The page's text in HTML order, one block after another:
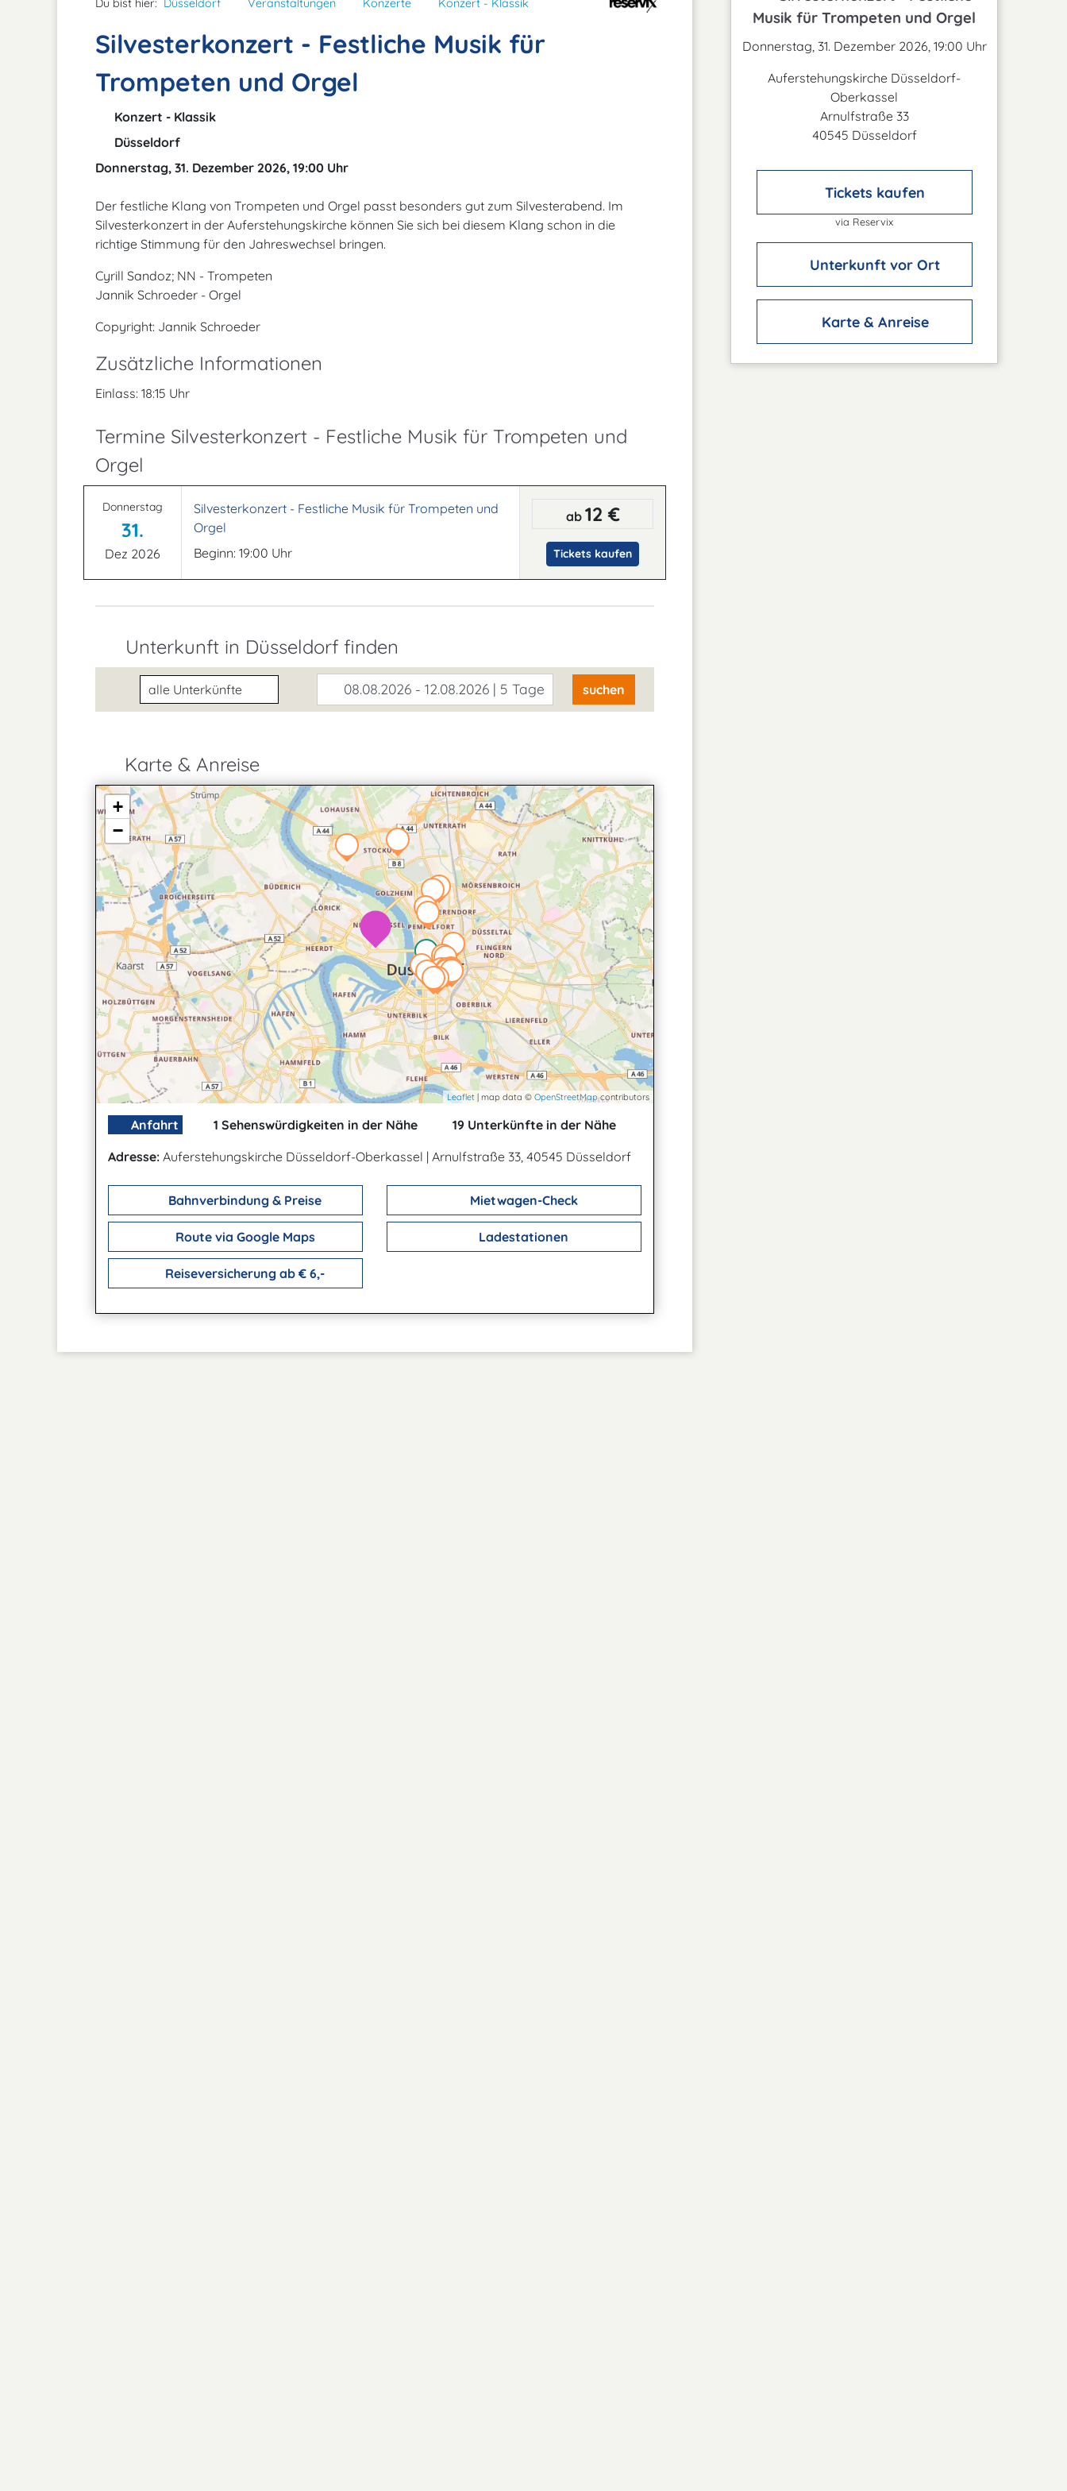
Du bist hier: Düsseldorf Veranstaltungen Konzerte Konzert - Klassik
Silvesterkonzert - Festliche Musik für
Trompeten und Orgel
Konzert - Klassik
Düsseldorf
Donnerstag, 31. Dezember 2026, 19:00 Uhr
Der festliche Klang von Trompeten und Orgel passt besonders gut zum Silvesterabend. Im
Silvesterkonzert in der Auferstehungskirche können Sie sich bei diesem Klang schon in die
richtige Stimmung für den Jahreswechsel bringen.
Cyrill Sandoz; NN - Trompeten
Jannik Schroeder - Orgel
Copyright: Jannik Schroeder
Zusätzliche Informationen
Einlass: 18:15 Uhr
Termine Silvesterkonzert - Festliche Musik für Trompeten und
Orgel
Donnerstag
31.
Dez 2026
Silvesterkonzert - Festliche Musik für Trompeten und
Orgel
Beginn: 19:00 Uhr
ab 12 €
Tickets kaufen
Unterkunft in Düsseldorf finden
Unterkunftsart 08.08.2026 - 12.08.2026 | 5 Tage suchen
Karte & Anreise
+
−
Leaflet | map data © OpenStreetMapcontributors
Anfahrt 1 Sehenswürdigkeiten in der Nähe
19 Unterkünfte in der Nähe
Adresse: Auferstehungskirche Düsseldorf-Oberkassel | Arnulfstraße 33, 40545 Düsseldorf
Bahnverbindung & Preise Mietwagen-Check
Route via Google Maps Ladestationen
Reiseversicherung ab € 6,-
Musik für Trompeten und Orgel
Donnerstag, 31. Dezember 2026, 19:00 Uhr
Auferstehungskirche Düsseldorf-
Oberkassel
Arnulfstraße 33
40545 Düsseldorf
Tickets kaufen
via Reservix
Unterkunft vor Ort
Karte & Anreise